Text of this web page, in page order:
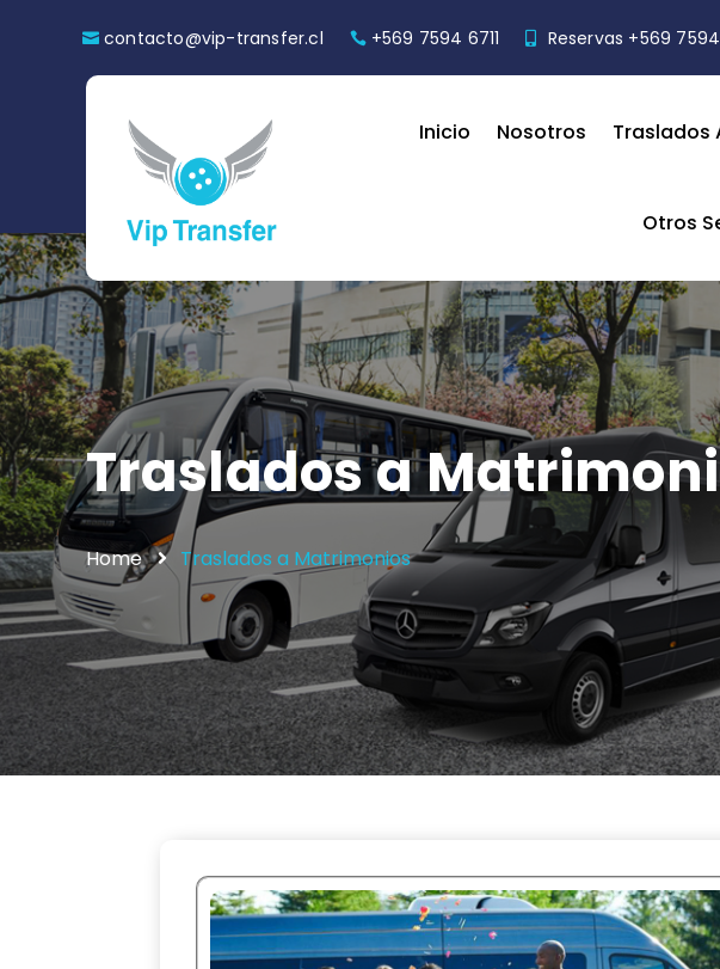
contacto@vip-transfer.cl +569 7594 6711 Reservas +569 7594
Inicio Nosotros Traslados
Otros
Traslados a
Home Traslados a Matrimonios